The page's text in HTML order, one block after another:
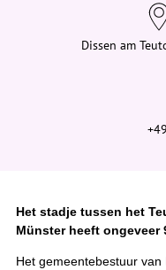
Dissen am
Het stadje tussen het
Münster heeft ongeveer
Het gemeentebestuur van